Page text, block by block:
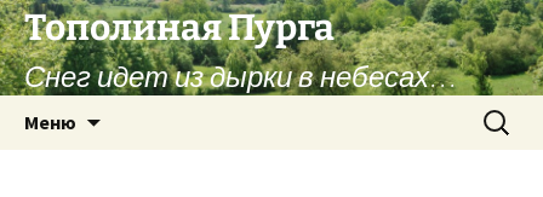
Перейти
к
содержимому
Тополиная Пурга
Снег идет из дырки в небесах…
Меню Найти: